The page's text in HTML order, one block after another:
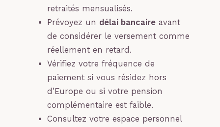
retraités mensualisés.
Prévoyez un délai bancaire avant
de considérer le versement comme
réellement en retard.
Vérifiez votre fréquence de
paiement si vous résidez hors
d’Europe ou si votre pension
complémentaire est faible.
Consultez votre espace personnel